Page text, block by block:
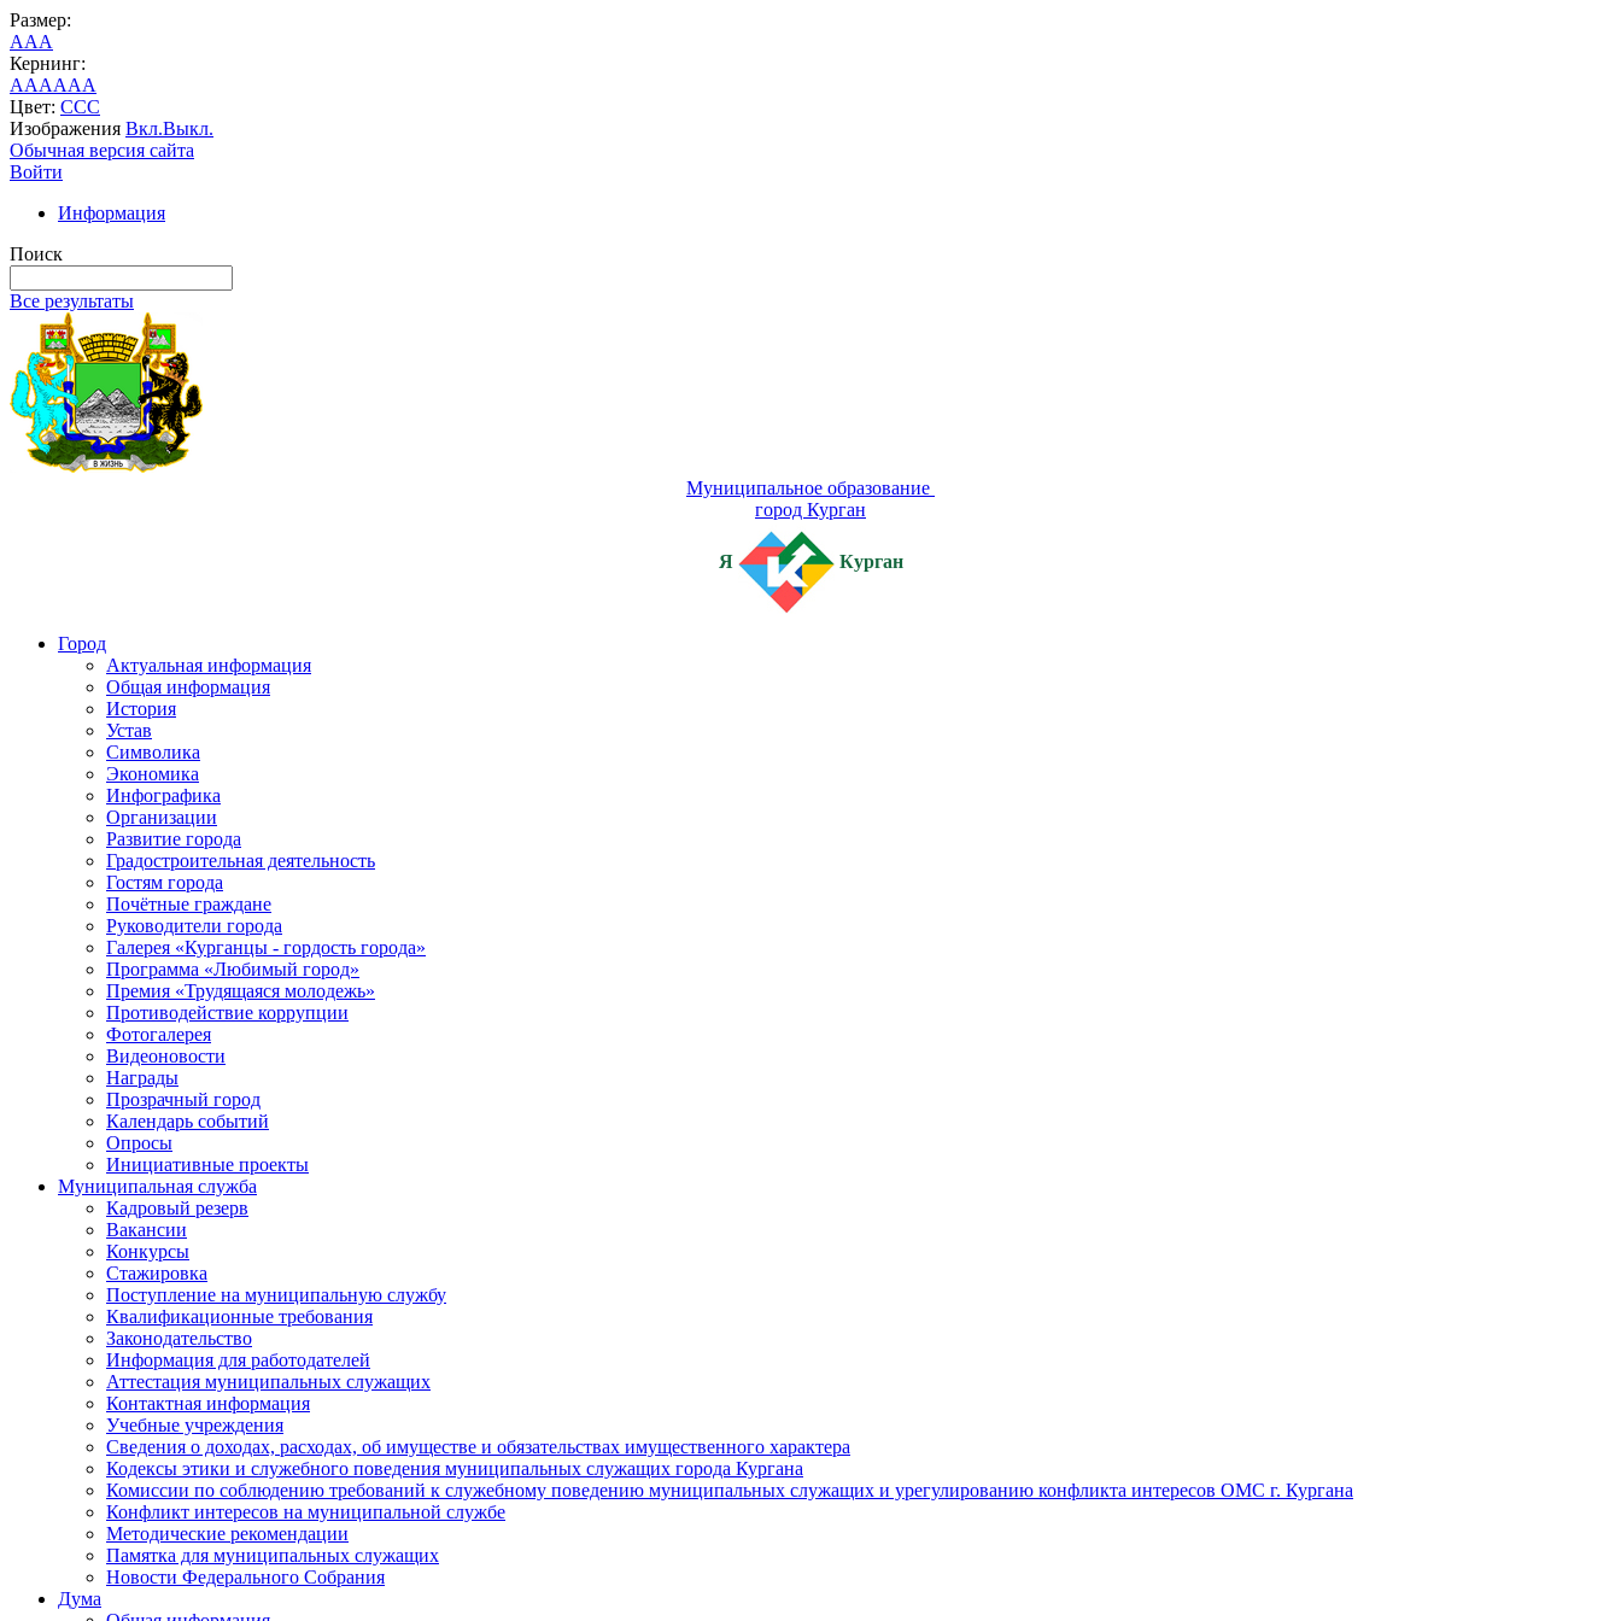
Размер:
AAA
Кернинг:
AAAAAA
Цвет: CCC
Изображения Вкл.Выкл.
Обычная версия сайта
Войти
Информация
Поиск
Все результаты
Муниципальное образование
город Курган
Я Курган
Город
Актуальная информация
Общая информация
История
Устав
Символика
Экономика
Инфографика
Организации
Развитие города
Градостроительная деятельность
Гостям города
Почётные граждане
Руководители города
Галерея «Курганцы - гордость города»
Программа «Любимый город»
Премия «Трудящаяся молодежь»
Противодействие коррупции
Фотогалерея
Видеоновости
Награды
Прозрачный город
Календарь событий
Опросы
Инициативные проекты
Муниципальная служба
Кадровый резерв
Вакансии
Конкурсы
Стажировка
Поступление на муниципальную службу
Квалификационные требования
Законодательство
Информация для работодателей
Аттестация муниципальных служащих
Контактная информация
Учебные учреждения
Сведения о доходах, расходах, об имуществе и обязательствах имущественного характера
Кодексы этики и служебного поведения муниципальных служащих города Кургана
Комиссии по соблюдению требований к служебному поведению муниципальных служащих и урегулированию конфликта интересов ОМС г. Кургана
Конфликт интересов на муниципальной службе
Методические рекомендации
Памятка для муниципальных служащих
Новости Федерального Cобрания
Дума